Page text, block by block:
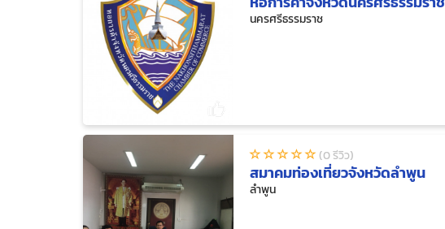
นครศรีธรรมราช
(0 รีวิว)
สมาคมท่องเที่ยวจังหวัดลำพูน
ลำพูน